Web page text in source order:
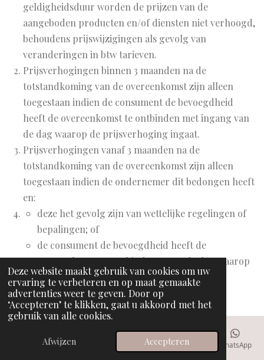
Deze website maakt gebruik van cookies om uw
ervaring te verbeteren en op maat gemaakte
advertenties weer te geven. Door op
‘Accepteren’ te klikken, gaat u akkoord met het
gebruik van alle cookies.
Afwijzen Accepteren
geldigheidsduur worden de prijzen van de
aangeboden producten en/of diensten niet verhoogd,
behoudens prijswijzigingen als gevolg van
veranderingen in btw tarieven.
Prijsverhogingen binnen 3 maanden na de
totstandkoming van de overeenkomst zijn alleen
toegestaan indien de consument de bevoegdheid
heeft de overeenkomst te ontbinden met ingang van
de dag waarop de prijsverhoging ingaat.
Prijsverhogingen vanaf 3 maanden na de
totstandkoming van de overeenkomst zijn alleen
toegestaan indien de ondernemer dit bedongen heeft
en:
deze het gevolg zijn van wettelijke regelingen of
bepalingen; of
de consument de bevoegdheid heeft de
overeenkomst te ontbinden tegen de dag waarop
de prijsverhoging ingaat.
De in het aanbod van producten of diensten
genoemde prijzen zijn inclusief btw.
Artikel 13 - Conformiteit en Garantie
E-mailadres Telefoonnummer Kaart Facebook WhatsApp